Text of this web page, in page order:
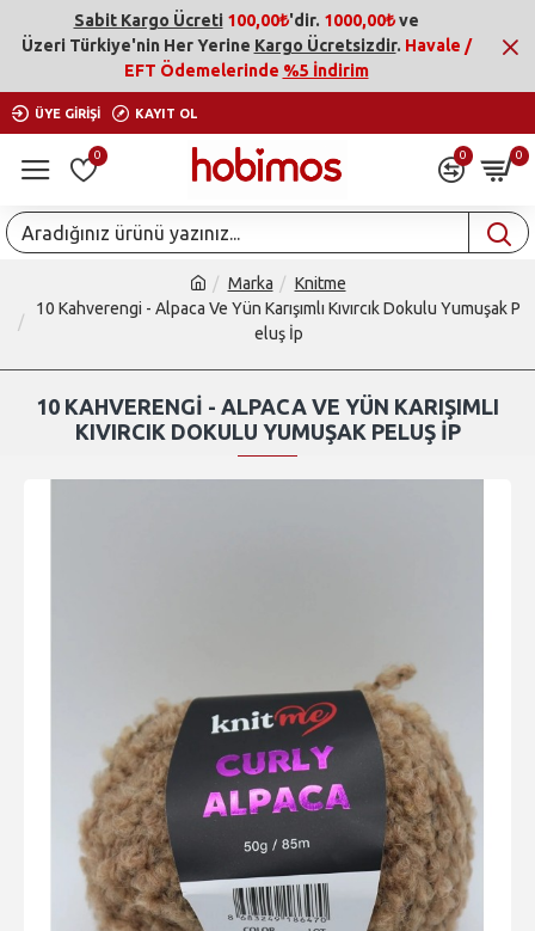
Sabit Kargo Ücreti 100,00₺'dir. 1000,00₺ve
Üzeri Türkiye'nin Her Yerine Kargo Ücretsizdir. Havale /
EFT Ödemelerinde %5 İndirim
ÜYE GIRIŞI KAYIT OL
0 0 0
Marka
Knitme
10 Kahverengi - Alpaca Ve Yün Karışımlı Kıvırcık Dokulu Yumuşak P
eluş İp
10 KAHVERENGI - ALPACA VE YÜN KARIŞIMLI
KIVIRCIK DOKULU YUMUŞAK PELUŞ İP